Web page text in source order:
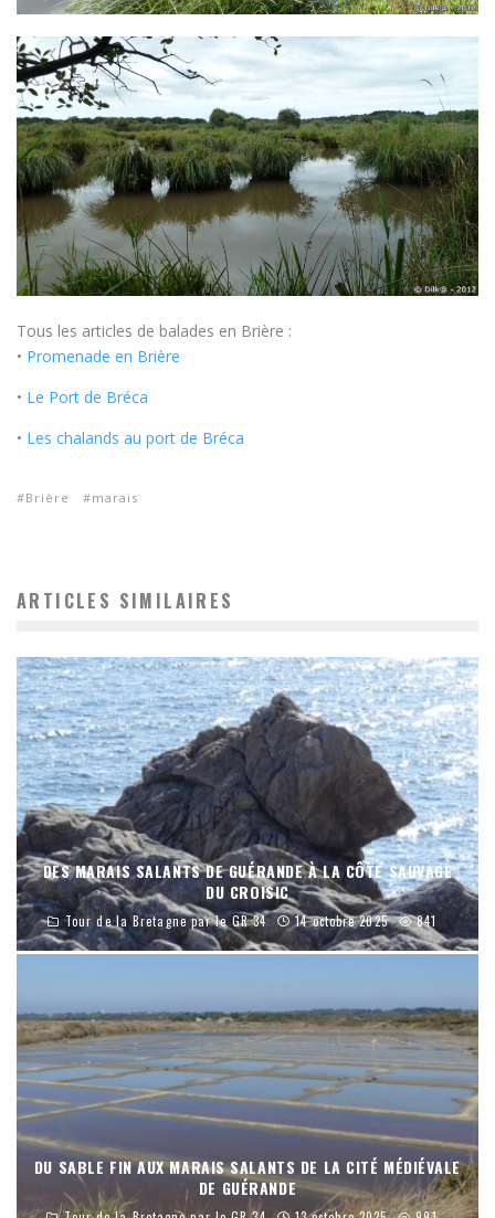
Tous les articles de balades en Brière :
• Promenade en Brière
• Le Port de Bréca
• Les chalands au port de Bréca
Brière marais
ARTICLES SIMILAIRES
DES MARAIS SALANTS DE GUÉRANDE À LA CÔTE SAUVAGE
DU CROISIC
Tour de la Bretagne par le GR 34 14 octobre 2025 841
DU SABLE FIN AUX MARAIS SALANTS DE LA CITÉ MÉDIÉVALE
DE GUÉRANDE